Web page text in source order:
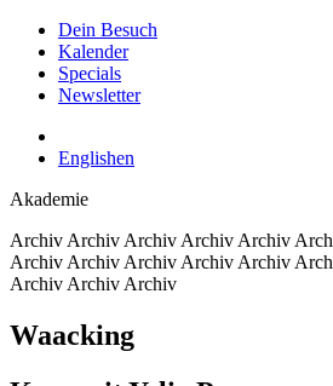
Dein Besuch
Kalender
Specials
Newsletter
Englishen
Akademie
Archiv Archiv Archiv Archiv Archiv
Archiv Archiv Archiv Archiv Archiv
Archiv Archiv Archiv
Waacking